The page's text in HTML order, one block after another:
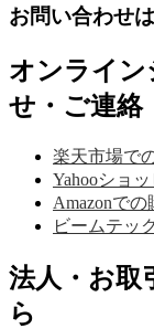
お問い合わせ
オンライン
せ・ご連絡
楽天市場で
Yahooショ
Amazonでの
ビームテッ
法人・お取
ら